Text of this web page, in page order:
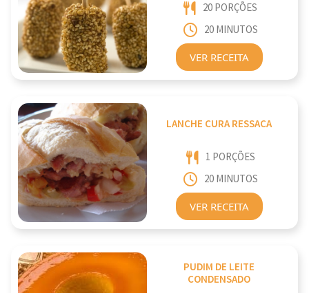
20 PORÇÕES
20 MINUTOS
VER RECEITA
LANCHE CURA RESSACA
1 PORÇÕES
20 MINUTOS
VER RECEITA
PUDIM DE LEITE
CONDENSADO